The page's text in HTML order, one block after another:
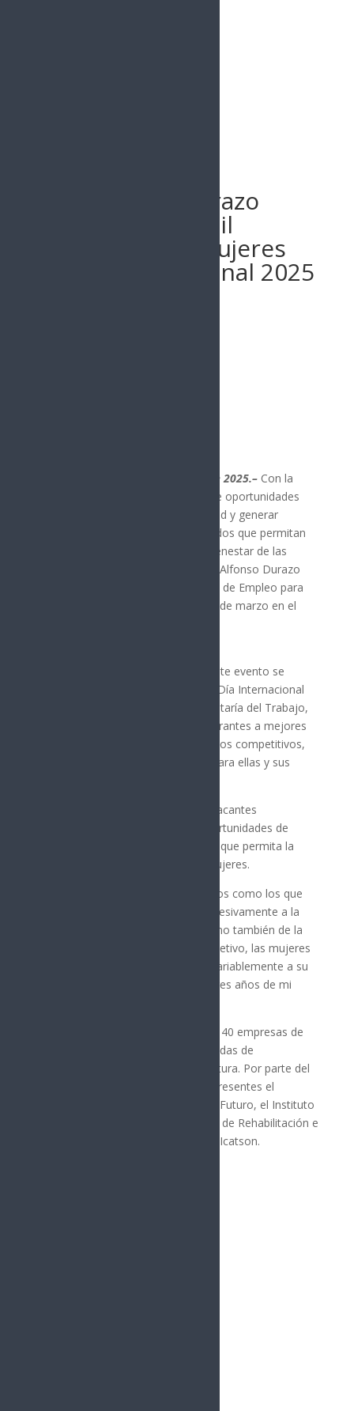
Gobernador Durazo
oferta más de mil
empleos para mujeres
en la Feria Nacional 2025
Hermosillo, Sonora; 19 de marzo de 2025.– Con la
finalidad de garantizar la igualdad de oportunidades
para el sector femenino en la entidad y generar
empleos formales mejor remunerados que permitan
consolidar la transformación y el bienestar de las
familias sonorenses, el gobernador Alfonso Durazo
Montaño inauguró la Feria Nacional de Empleo para
las Mujeres 2025, realizada este 19 de marzo en el
El mandatario estatal explicó que este evento se
enmarca en la conmemoración del Día Internacional
de las Mujeres por parte de la Secretaría del Trabajo,
con el objetivo de acercar a las aspirantes a mejores
ofertas de empleo formal con sueldos competitivos,
garantizando así un ingreso digno para ellas y sus
Esta feria contará con más de mil vacantes
disponibles, lo que ampliará las oportunidades de
acceso a una actividad remunerada que permita la
independencia económica de las mujeres.
“Por eso es importante abrir espacios como los que
hoy ofrecemos, para rescatar progresivamente a la
mujer no solo de la informalidad, sino también de la
dependencia económica. En ese objetivo, las mujeres
sonorenses me van a encontrar invariablemente a su
lado, como lo he estado en estos tres años de mi
En esta edición participaron más de 40 empresas de
los sectores de la construcción, tiendas de
autoservicio, electrónica y manufactura. Por parte del
sector gubernamental, estuvieron presentes el
programa Jóvenes Construyendo el Futuro, el Instituto
Sonorense de la Juventud, el Centro de Rehabilitación e
Inclusión Infantil Teletón (CRIT) y el Icatson.